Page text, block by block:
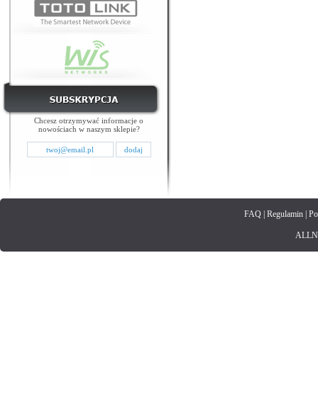
Chcesz otrzymywać informacje o
nowościach w naszym sklepie?
FAQ| Regulamin|